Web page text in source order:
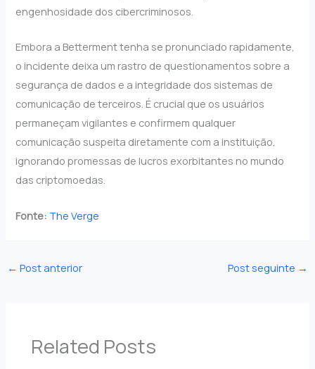
engenhosidade dos cibercriminosos.
Embora a Betterment tenha se pronunciado rapidamente,
o incidente deixa um rastro de questionamentos sobre a
segurança de dados e a integridade dos sistemas de
comunicação de terceiros. É crucial que os usuários
permaneçam vigilantes e confirmem qualquer
comunicação suspeita diretamente com a instituição,
ignorando promessas de lucros exorbitantes no mundo
das criptomoedas.
Fonte: The Verge
← Post anterior Post seguinte →
Related Posts